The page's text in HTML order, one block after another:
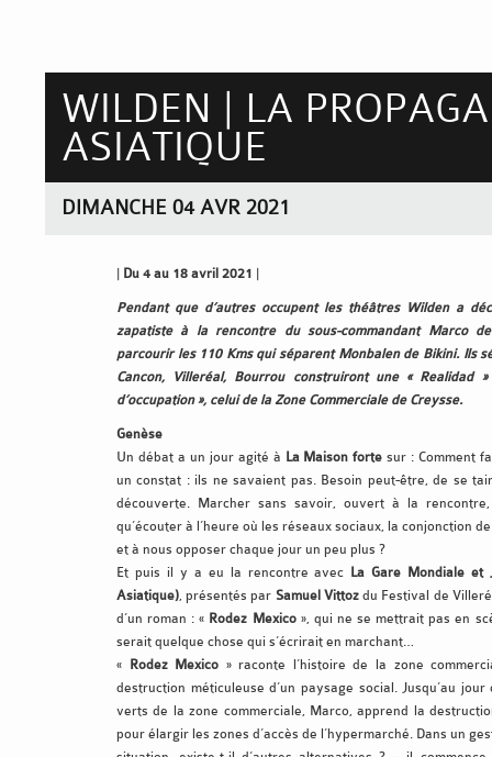
WILDEN | LA
ASIATIQUE
DIMANCHE 04 AVR 2021
Du 4 au 18 avril 2021
Pendant que d’autres occupent les théâtres Wilden a
zapatiste à la rencontre du sous-commandant Marco
parcourir les 110 Kms qui séparent Monbalen de Bikini. Ils
Cancon, Villeréal, Bourrou construiront une « Realidad
d’occupation », celui de la Zone Commerciale de Creysse.
Genèse
Un débat a un jour agité à La Maison forte sur : Comment
un constat : ils ne savaient pas. Besoin peut-être, de se
découverte. Marcher sans savoir, ouvert à la rencontre,
qu’écouter à l’heure où les réseaux sociaux, la conjonction
et à nous opposer chaque jour un peu plus ?
Et puis il y a eu la rencontre avec
La Gare Mondiale et
Asiatique), présentés par Samuel Vittozdu Festival de
d’un roman : « Rodez Mexico», qui ne se mettrait pas en
serait quelque chose qui s’écrirait en marchant…
«
Rodez Mexico » raconte l’histoire de la zone
destruction méticuleuse d’un paysage social. Jusqu’au
verts de la zone commerciale, Marco, apprend la
pour élargir les zones d’accès de l’hypermarché. Dans un